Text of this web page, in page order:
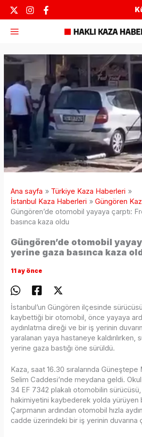
İçeriğe
atla
Ana sayfa
Türkiye Kaza Haberleri
İstanbul Kaza Haberleri
Güngören
Güngören’de otomobil yayaya çarptı:
basınca kaza oldu
Güngören’de otomobil
yerine gaza basınca kaza
11 ay önce
İstanbul’un Güngören ilçesinde
kaybettiği bir otomobil, önce yayaya
aydınlatma direği ve bir iş yerinin
yaralanan yaya hastaneye kaldırılırken,
yerine gaza bastığı öne sürüldü.
Kaza, saat 16.30 sıralarında Güneştepe
Selim Caddesi’nde meydana geldi.
34 EF 7342 plakalı otomobilin
hakimiyetini kaybederek yolda yürüyen
Çarpmanın ardından otomobil hızla
cadde üzerindeki bir iş yerinin duvarına